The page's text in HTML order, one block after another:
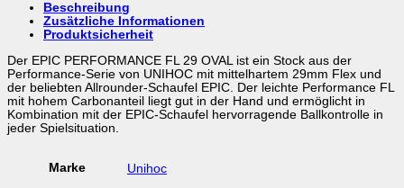
Beschreibung
Zusätzliche Informationen
Produktsicherheit
Der EPIC PERFORMANCE FL 29 OVAL ist ein Stock aus der
Performance-Serie von UNIHOC mit mittelhartem 29mm Flex und
der beliebten Allrounder-Schaufel EPIC. Der leichte Performance FL
mit hohem Carbonanteil liegt gut in der Hand und ermöglicht in
Kombination mit der EPIC-Schaufel hervorragende Ballkontrolle in
jeder Spielsituation.
Marke Unihoc